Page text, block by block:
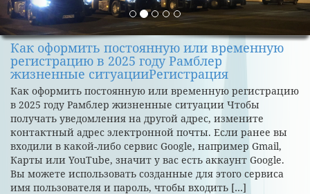
Как оформить постоянную или временную
регистрацию в 2025 году Рамблер
жизненные ситуацииРегистрация
Как оформить постоянную или временную регистрацию
в 2025 году Рамблер жизненные ситуации Чтобы
получать уведомления на другой адрес, измените
контактный адрес электронной почты. Если ранее вы
входили в какой-либо сервис Google, например Gmail,
Карты или YouTube, значит у вас есть аккаунт Google.
Вы можете использовать созданные для этого сервиса
имя пользователя и пароль, чтобы входить […]